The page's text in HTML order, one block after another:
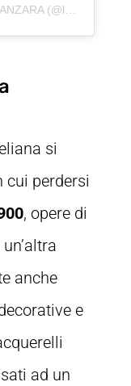
A post shared by LABORATORIO ZANZARA (@laboratorio.zanzara)
si
cui perdersi
, opere di
anche
e
ad un